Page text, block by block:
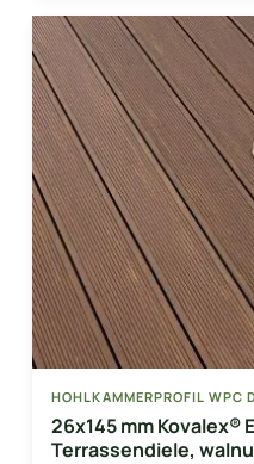
HOHLKAMMERPROFIL WPC
26x145 mm Kovalex®
Terrassendiele,